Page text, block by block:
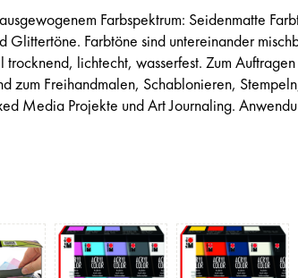
Farbspektrum: Seidenmatte
Farbtöne sind untereinander
lichtecht, wasserfest. Zum Auftragen
zum Freihandmalen, Schablonieren,
Media Projekte und Art Journaling.